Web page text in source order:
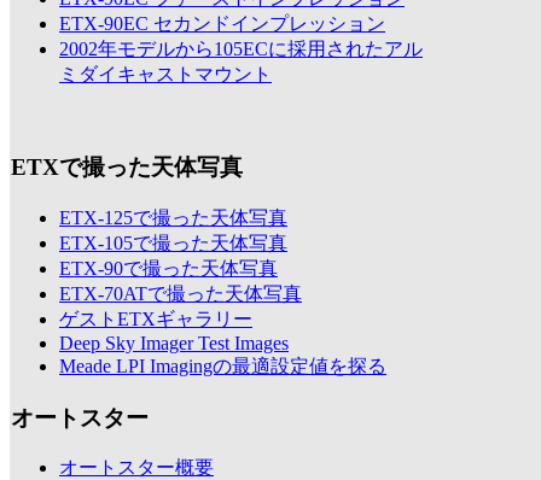
ETX-90EC セカンドインプレッション
2002年モデルから105ECに採用されたアル
ミダイキャストマウント
ETXで撮った天体写真
ETX-125で撮った天体写真
ETX-105で撮った天体写真
ETX-90で撮った天体写真
ETX-70ATで撮った天体写真
ゲストETXギャラリー
Deep Sky Imager Test Images
Meade LPI Imagingの最適設定値を探る
オートスター
オートスター概要